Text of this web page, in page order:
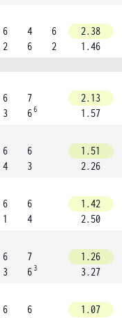
6
2
4
6
6
2
2.38
1.46
6
3
7
66
2.13
1.57
6
4
6
3
1.51
2.26
6
1
6
4
1.42
2.50
6
3
7
6 3
1.26
3.27
6
6
1.07